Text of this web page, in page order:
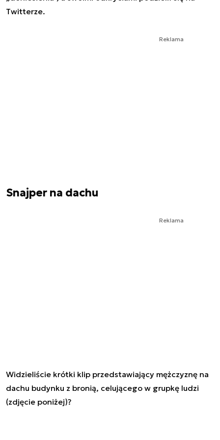
Twitterze.
Reklama
Snajper na dachu
Reklama
Widzieliście krótki klip przedstawiający mężczyznę na
dachu budynku z bronią, celującego w grupkę ludzi
(zdjęcie poniżej)?